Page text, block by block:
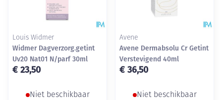
Louis Widmer
Widmer Dagverzorg.getint
Uv20 Nat01 N/parf 30ml
€ 23,50
Niet beschikbaar
Avene
Avene Dermabsolu Cr Getint
Verstevigend 40ml
€ 36,50
Niet beschikbaar